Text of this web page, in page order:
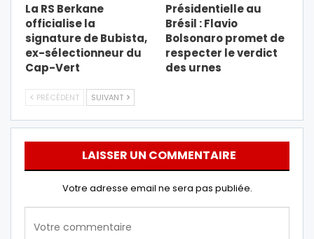
La RS Berkane
officialise la
signature de Bubista,
ex-sélectionneur du
Cap-Vert
Présidentielle au
Brésil : Flavio
Bolsonaro promet de
respecter le verdict
des urnes
PRÉCÉDENT SUIVANT
LAISSER UN COMMENTAIRE
Votre adresse email ne sera pas publiée.